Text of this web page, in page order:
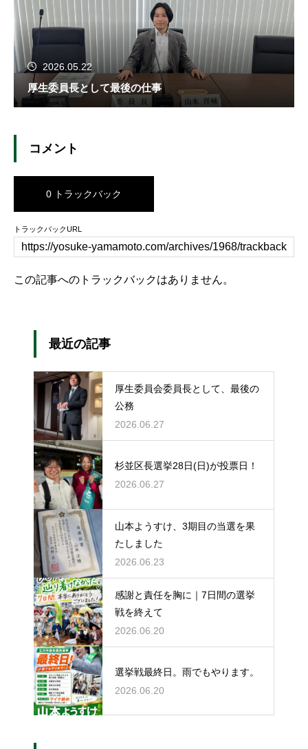
2026.05.22
厚生委員長として最後の仕事
コメント
0 トラックバック
トラックバックURL
この記事へのトラックバックはありません。
最近の記事
厚生委員会委員長として、最後の
公務
2026.06.27
杉並区長選挙28日(日)が投票日！
2026.06.27
山本ようすけ、3期目の当選を果
たしました
2026.06.23
感謝と責任を胸に｜7日間の選挙
戦を終えて
2026.06.20
選挙戦最終日。雨でもやります。
2026.06.20